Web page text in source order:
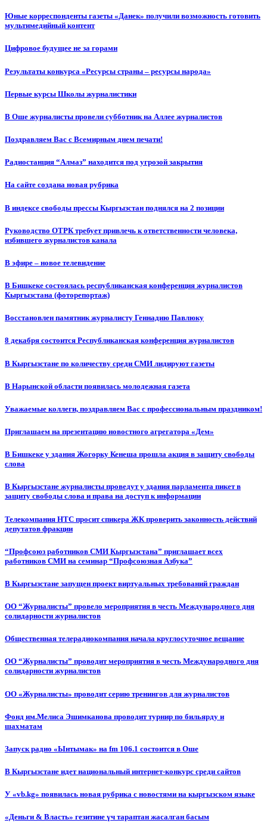
Юные корреспонденты газеты «Данек» получили возможность готовить
мультимедийный контент
Цифровое будущее не за горами
Результаты конкурса «Ресурсы страны – ресурсы народа»
Первые курсы Школы журналистики
В Оше журналисты провели субботник на Аллее журналистов
Поздравляем Вас с Всемирным днем печати!
Радиостанция “Алмаз” находится под угрозой закрытия
На сайте создана новая рубрика
В индексе свободы прессы Кыргызстан поднялся на 2 позиции
Руководство ОТРК требует привлечь к ответственности человека,
избившего журналистов канала
В эфире – новое телевидение
В Бишкеке состоялась республиканская конференция журналистов
Кыргызстана (фоторепортаж)
Восстановлен памятник журналисту Геннадию Павлюку
8 декабря состоится Республиканская конференция журналистов
В Кыргызстане по количеству среди СМИ лидируют газеты
В Нарынской области появилась молодежная газета
Уважаемые коллеги, поздравляем Вас с профессиональным праздником!
Приглашаем на презентацию новостного агрегатора «Дем»
В Бишкеке у здания Жогорку Кенеша прошла акция в защиту свободы
слова
В Кыргызстане журналисты проведут у здания парламента пикет в
защиту свободы слова и права на доступ к информации
Телекомпания НТС просит спикера ЖК проверить законность действий
депутатов фракции
“Профсоюз работников СМИ Кыргызстана” приглашает всех
работников СМИ на семинар “Профсоюзная Азбука”
В Кыргызстане запущен проект виртуальных требований граждан
ОО “Журналисты” провело мероприятия в честь Международного дня
солидарности журналистов
Общественная телерадиокомпания начала круглосуточное вещание
ОО “Журналисты” проводит мероприятия в честь Международного дня
солидарности журналистов
ОО «Журналисты» проводит серию тренингов для журналистов
Фонд им.Мелиса Эшимканова проводит турнир по бильярду и
шахматам
Запуск радио «Ынтымак» на fm 106.1 состоится в Оше
В Кыргызстане идет национальный интернет-конкурс среди сайтов
У «vb.kg» появилась новая рубрика с новостями на кыргызском языке
«Деньги & Власть» гезитине үч тараптан жасалган басым